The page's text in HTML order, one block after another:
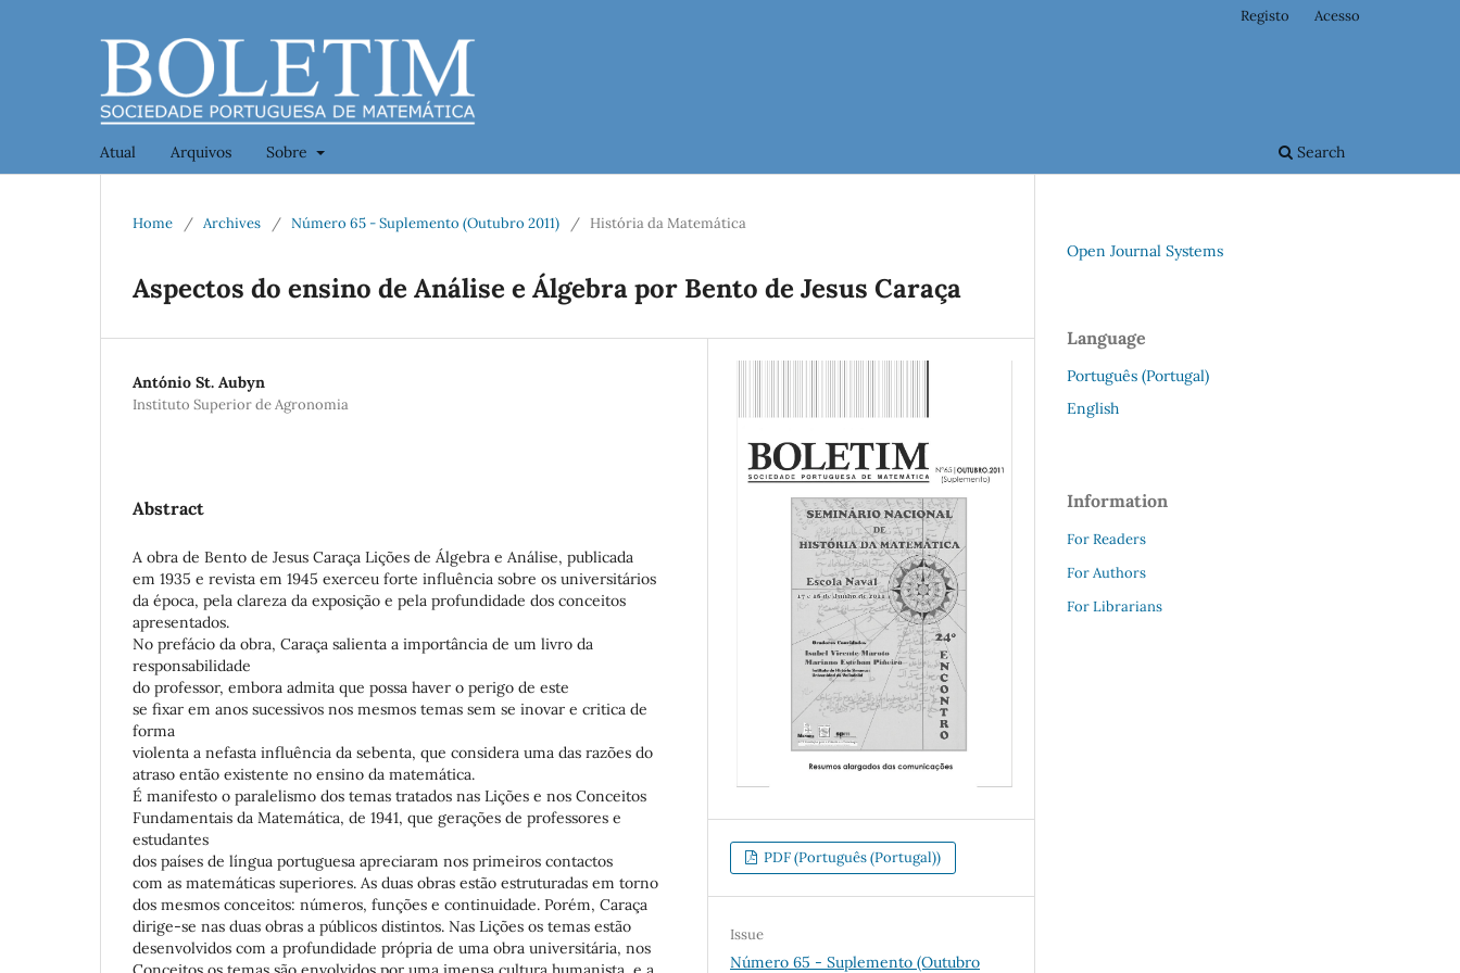
Atual Arquivos Sobre Search
Registo Acesso
Home / Archives / Número 65 - Suplemento (Outubro 2011) / História da Matemática
Aspectos do ensino de Análise e Álgebra por Bento de Jesus Caraça
António St. Aubyn
Instituto Superior de Agronomia
Abstract
A obra de Bento de Jesus Caraça Lições de Álgebra e Análise, publicada
em 1935 e revista em 1945 exerceu forte influência sobre os universitários
da época, pela clareza da exposição e pela profundidade dos conceitos
apresentados.
No prefácio da obra, Caraça salienta a importância de um livro da
responsabilidade
do professor, embora admita que possa haver o perigo de este
se fixar em anos sucessivos nos mesmos temas sem se inovar e critica de
forma
violenta a nefasta influência da sebenta, que considera uma das razões do
atraso então existente no ensino da matemática.
É manifesto o paralelismo dos temas tratados nas Lições e nos Conceitos
Fundamentais da Matemática, de 1941, que gerações de professores e
estudantes
dos países de língua portuguesa apreciaram nos primeiros contactos
com as matemáticas superiores. As duas obras estão estruturadas em torno
dos mesmos conceitos: números, funções e continuidade. Porém, Caraça
dirige-se nas duas obras a públicos distintos. Nas Lições os temas estão
desenvolvidos com a profundidade própria de uma obra universitária, nos
PDF (Português (Portugal))
Issue
Número 65 - Suplemento (Outubro
Open Journal Systems
Language
Português (Portugal)
English
Information
For Readers
For Authors
For Librarians